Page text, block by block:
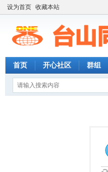
设为首页 收藏本站
首页 开心社区 群组